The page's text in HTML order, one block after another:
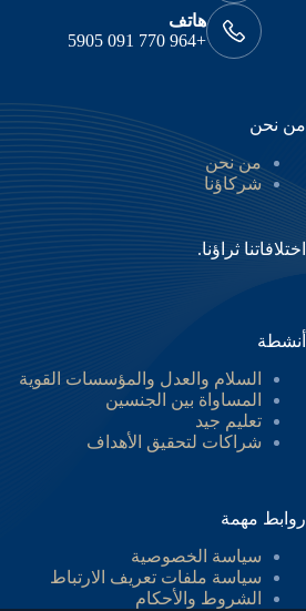
هاتف
+964 770 091 5905
من نحن
من نحن
شركاؤنا
اختلافاتنا ثراؤنا.
أنشطة
السلام والعدل والمؤسسات القوية
المساواة بين الجنسين
تعليم جيد
شراكات لتحقيق الأهداف
روابط مهمة
سياسة الخصوصية
سياسة ملفات تعريف الارتباط
الشروط والأحكام
كوردی‎